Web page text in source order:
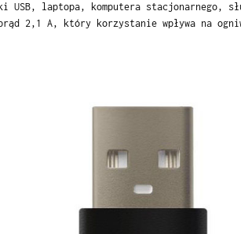
USB, laptopa, komputera
prąd 2,1 A, który korzystanie wpływa na